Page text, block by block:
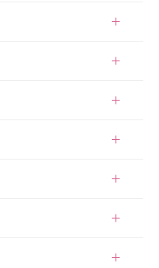
腹まわりの脂肪（内臓脂
ガレート（EGCG）には
）は、生きて腸ま
届出られたものです。た
入力して検索してくださ
玄米麹抽出濃縮物、大豆
、穀物発酵エキス、穀物
ナップル果実抽出物／セ
タミンB₁ 、ビタミンB
140.2mg
も・りんご・ゼラチン